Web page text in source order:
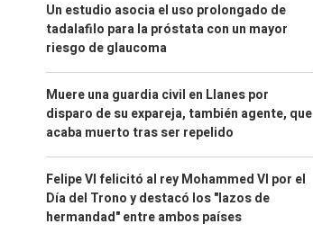
Un estudio asocia el uso prolongado de
tadalafilo para la próstata con un mayor
riesgo de glaucoma
Muere una guardia civil en Llanes por
disparo de su expareja, también agente, que
acaba muerto tras ser repelido
Felipe VI felicitó al rey Mohammed VI por el
Día del Trono y destacó los "lazos de
hermandad" entre ambos países